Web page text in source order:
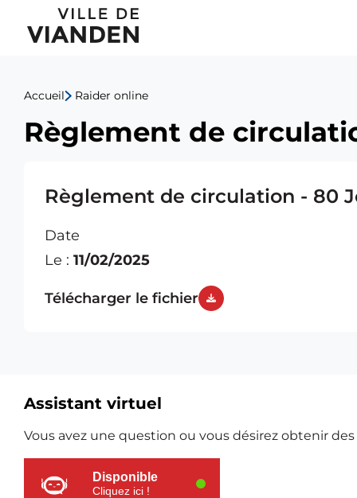
Règlement
de
circulation
Jor
Befréiung
Menu
navigation
principal
Accueil Raider online
Règlement de
Règlement de circulation - 80
Date
Le : 11/02/2025
Télécharger le fichier
Ressources
supplémentaires
Assistant virtuel
Vous avez une question ou vous désirez obtenir
Disponible
Cliquez ici !